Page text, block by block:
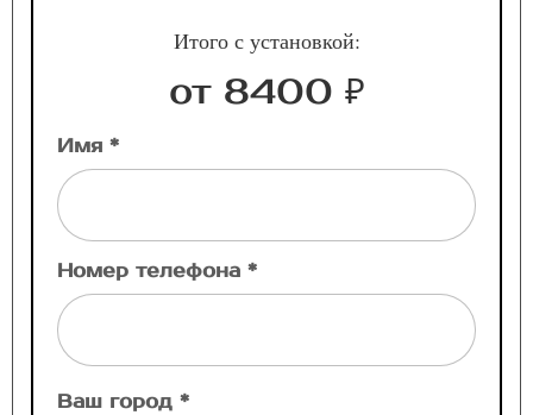
Итого с установкой:
от 8400 ₽
Имя *
Номер телефона *
Ваш город *